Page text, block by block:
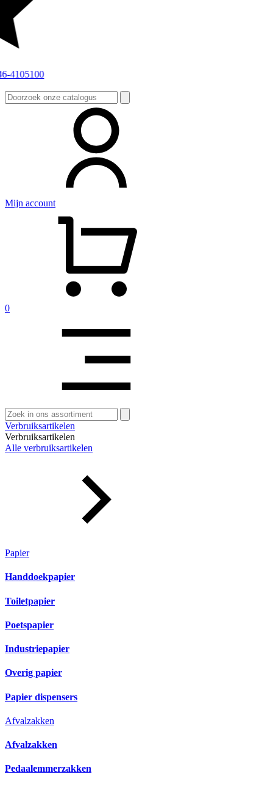
Zoeken
naar:
Mijn account
0
Zoeken
naar:
Verbruiksartikelen
Verbruiksartikelen
Alle verbruiksartikelen
Papier
Handdoekpapier
Toiletpapier
Poetspapier
Industriepapier
Overig papier
Papier dispensers
Afvalzakken
Afvalzakken
Pedaalemmerzakken